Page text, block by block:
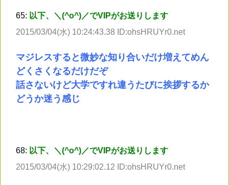
65: 以下、＼(^o^)／でVIPがお送りします
2015/03/04(水) 10:24:43.38 ID:ohsHRUYr0.net
マジレスすると微妙な知り合いだけ増えてめん
どくさくなるだけだぞ
話さないけど大学ですれ違うたびに挨拶するか
どうか迷う感じ
68: 以下、＼(^o^)／でVIPがお送りします
2015/03/04(水) 10:29:02.12 ID:ohsHRUYr0.net